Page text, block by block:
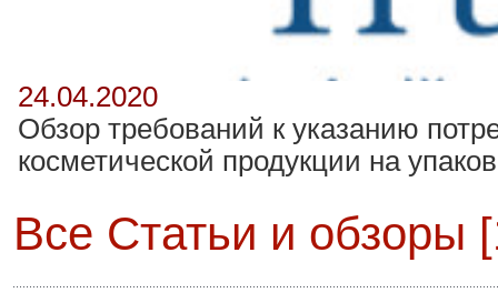
24.04.2020
Обзор требований к указанию
косметической продукции на
Все Статьи и обзоры